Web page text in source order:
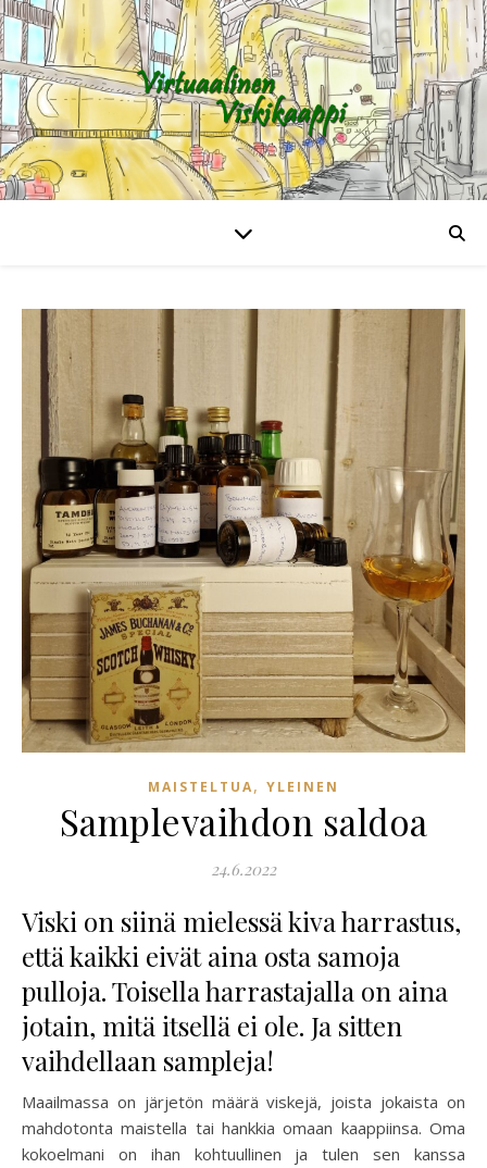
MAISTELTUA, YLEINEN
Samplevaihdon saldoa
24.6.2022
Viski on siinä mielessä kiva harrastus,
että kaikki eivät aina osta samoja
pulloja. Toisella harrastajalla on aina
jotain, mitä itsellä ei ole. Ja sitten
vaihdellaan sampleja!
Maailmassa on järjetön määrä viskejä, joista jokaista on
mahdotonta maistella tai hankkia omaan kaappiinsa. Oma
kokoelmani on ihan kohtuullinen ja tulen sen kanssa